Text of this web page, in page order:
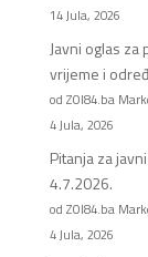
14 Jula, 2026
Javni oglas
vrijeme i
od ZOI84.ba
4 Jula, 2026
Pitanja za
4.7.2026.
od ZOI84.ba
4 Jula, 2026